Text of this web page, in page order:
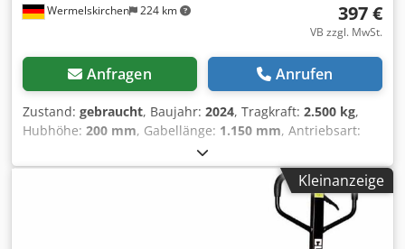
Wermelskirchen 224 km 397 €
VB zzgl. MwSt.
Anfragen Anrufen
Zustand: gebraucht, Baujahr: 2024, Tragkraft: 2.500 kg,
Hubhöhe: 200 mm, Gabellänge: 1.150 mm, Antriebsart:
, Handhubwagen Gabelbreite: 540 mm
Masttyp: Keiner Bereifung vorne Typ: Polyurethan
Bereifung vorne Zustand: 80 - 100% Dsdpsxfyd Dofx
Apmsck Bereifung hinten Typ: Polyurethan Bereifung
Kleinanzeige